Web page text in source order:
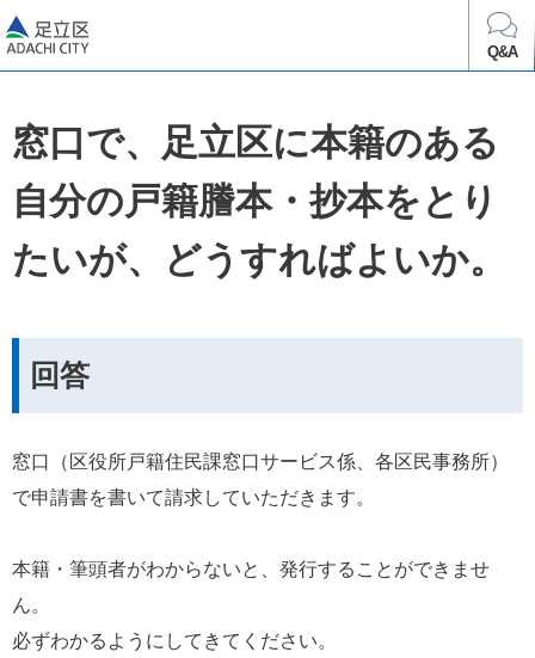
Q&A
窓口で、足立区に本籍のある
自分の戸籍謄本・抄本をとり
たいが、どうすればよいか。
回答
窓口（区役所戸籍住民課窓口サービス係、各区民事務所）
で申請書を書いて請求していただきます。
本籍・筆頭者がわからないと、発行することができませ
ん。
必ずわかるようにしてきてください。